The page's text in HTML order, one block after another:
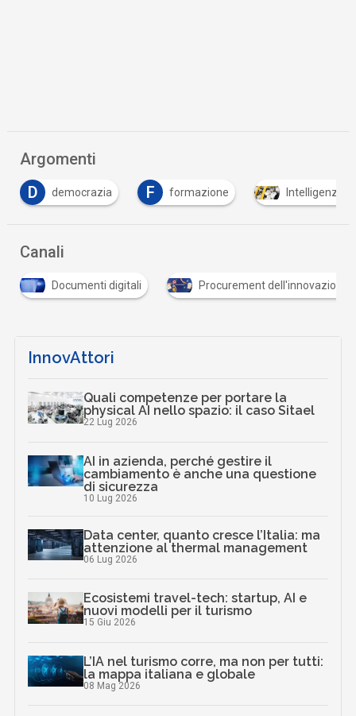
Argomenti
D
democrazia F formazione Intelligenza
Canali
Documenti digitali Procurement dell'innovazione
InnovAttori
Quali competenze per portare la
physical AI nello spazio: il caso Sitael
22 Lug 2026
AI in azienda, perché gestire il
cambiamento è anche una questione
di sicurezza
10 Lug 2026
Data center, quanto cresce l’Italia: ma
attenzione al thermal management
06 Lug 2026
Ecosistemi travel-tech: startup, AI e
nuovi modelli per il turismo
15 Giu 2026
L’IA nel turismo corre, ma non per tutti:
la mappa italiana e globale
08 Mag 2026